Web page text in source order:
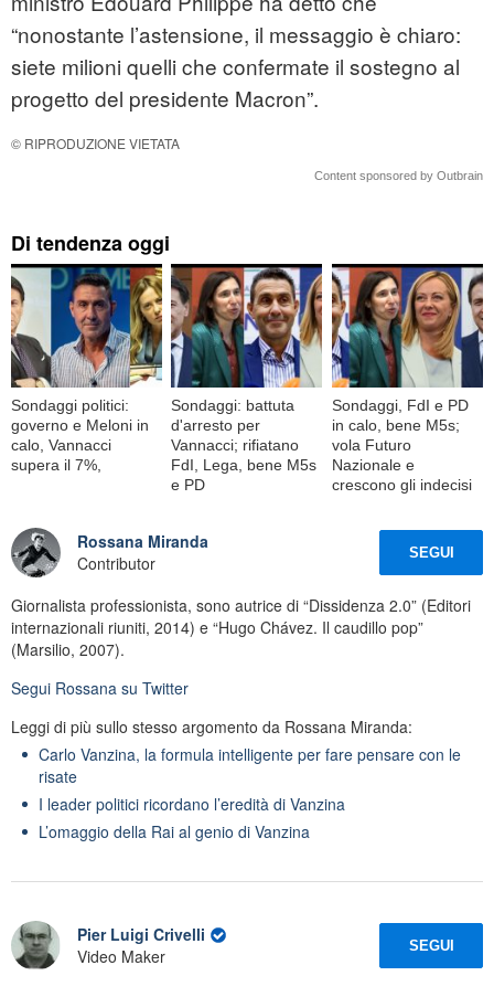
“nonostante l’astensione, il messaggio è chiaro:
siete milioni quelli che confermate il sostegno al
progetto del presidente Macron”.
© RIPRODUZIONE VIETATA
Content sponsored by Outbrain
Di tendenza oggi
Sondaggi politici:
governo e Meloni in
calo, Vannacci
supera il 7%,
Sondaggi: battuta
d'arresto per
Vannacci; rifiatano
FdI, Lega, bene M5s
e PD
Sondaggi, FdI e PD
in calo, bene M5s;
vola Futuro
Nazionale e
crescono gli indecisi
Rossana Miranda
Contributor
SEGUI
Giornalista professionista, sono autrice di “Dissidenza 2.0” (Editori
internazionali riuniti, 2014) e “Hugo Chávez. Il caudillo pop”
(Marsilio, 2007).
Segui Rossana su Twitter
Leggi di più sullo stesso argomento da Rossana Miranda:
Carlo Vanzina, la formula intelligente per fare pensare con le
risate
I leader politici ricordano l’eredità di Vanzina
L’omaggio della Rai al genio di Vanzina
Pier Luigi Crivelli
Video Maker
SEGUI